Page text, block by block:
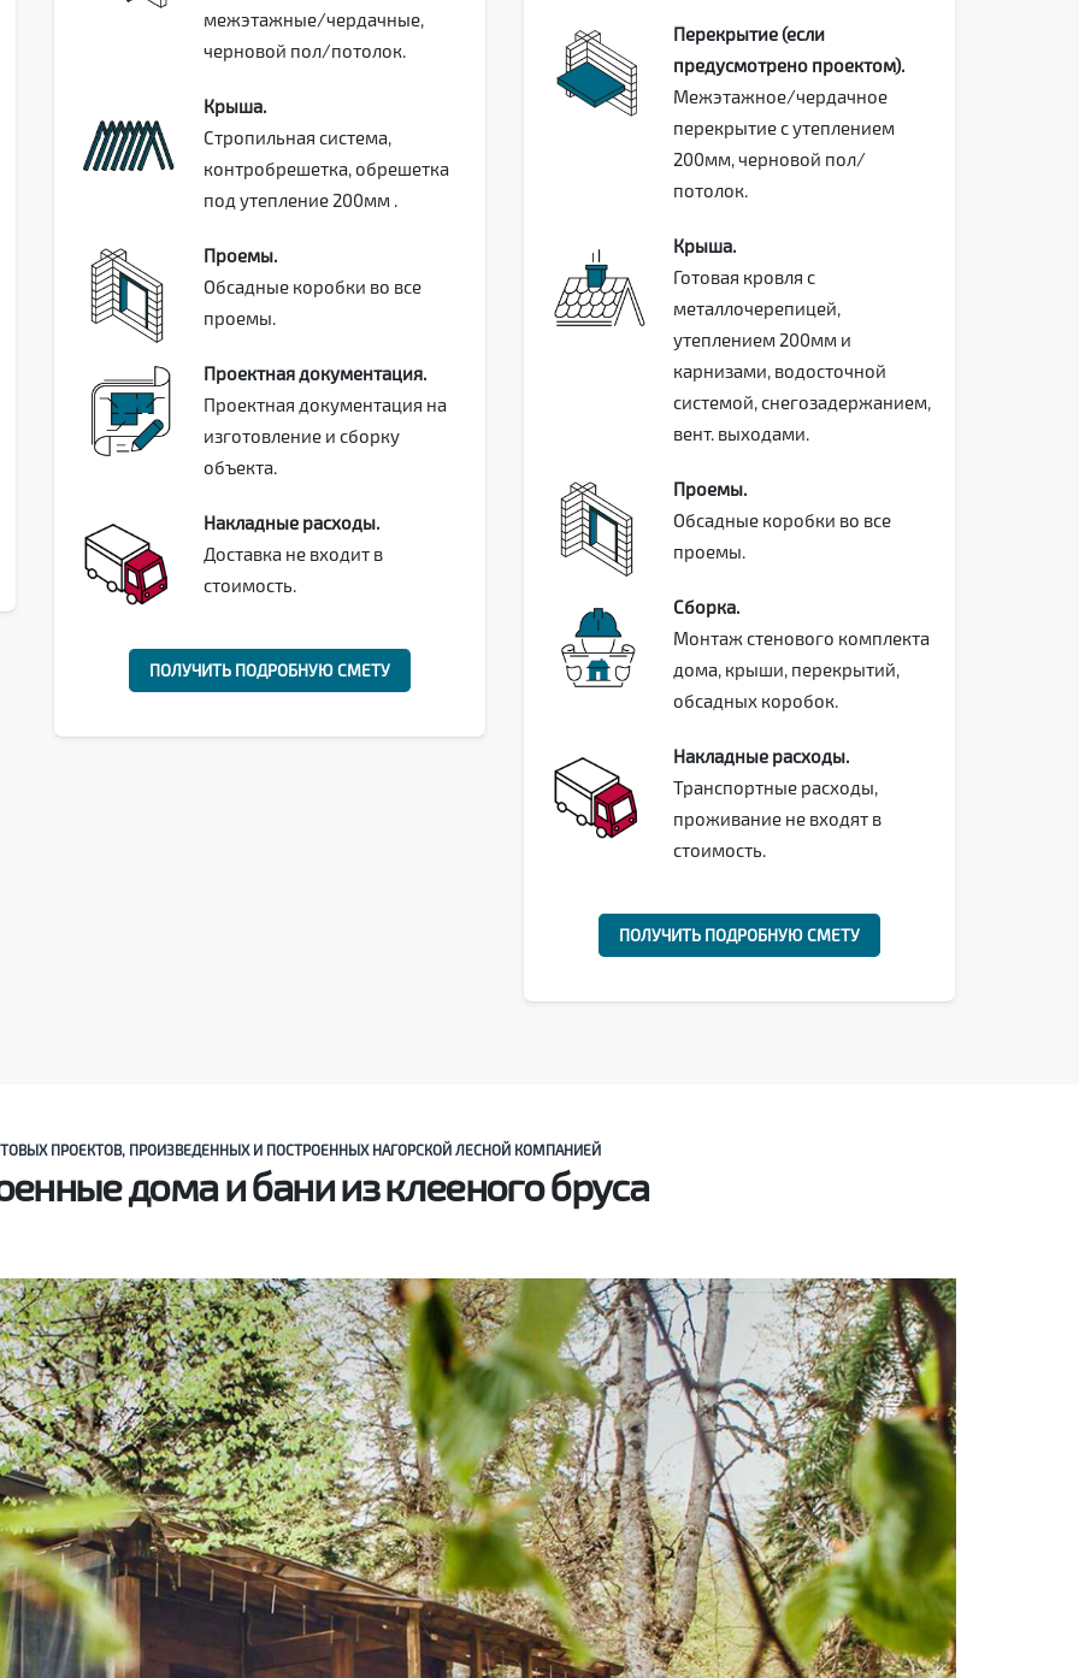
межэтажные/чердачные,
черновой пол/потолок.
Крыша.
Стропильная система,
контробрешетка, обрешетка
под утепление 200мм .
Проемы.
Обсадные коробки во все
проемы.
Проектная документация.
Проектная документация на
изготовление и сборку
объекта.
Накладные расходы.
Доставка не входит в
стоимость.
ПОЛУЧИТЬ ПОДРОБНУЮ СМЕТУ
Перекрытие (если
предусмотрено проектом).
Межэтажное/чердачное
перекрытие с утеплением
200мм, черновой пол/
потолок.
Крыша.
Готовая кровля с
металлочерепицей,
утеплением 200мм и
карнизами, водосточной
системой, снегозадержанием,
вент. выходами.
Проемы.
Обсадные коробки во все
проемы.
Сборка.
Монтаж стенового комплекта
дома, крыши, перекрытий,
обсадных коробок.
Накладные расходы.
Транспортные расходы,
проживание не входят в
стоимость.
ПОЛУЧИТЬ ПОДРОБНУЮ СМЕТУ
ПРОЕКТОВ, ПРОИЗВЕДЕННЫХ И ПОСТРОЕННЫХ НАГОРСКОЙ ЛЕСНОЙ КОМПАНИЕЙ
дома и бани из клееного бруса